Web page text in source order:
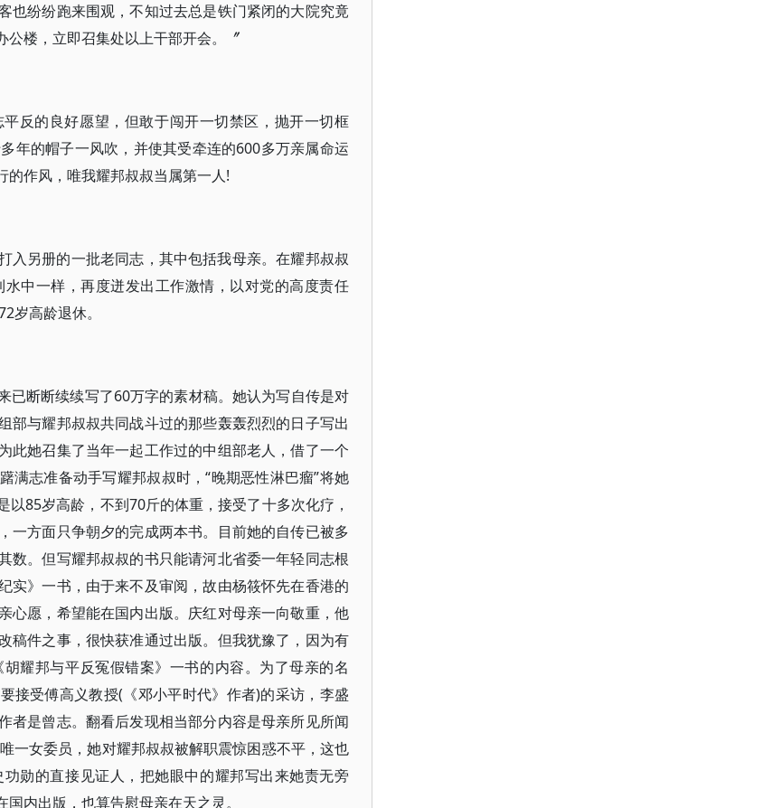
也纷纷跑来围观，不知过去总是铁门紧闭的大院究竟
楼，立即召集处以上干部开会。〞
反的良好愿望，但敢于闯开一切禁区，抛开一切框
年的帽子一风吹，并使其受牵连的600多万亲属命运
的作风，唯我耀邦叔叔当属第一人!
入另册的一批老同志，其中包括我母亲。在耀邦叔叔
中一样，再度迸发出工作激情，以对党的高度责任
岁高龄退休。
已断断续续写了60万字的素材稿。她认为写自传是对
部与耀邦叔叔共同战斗过的那些轰轰烈烈的日子写出
此她召集了当年一起工作过的中组部老人，借了一个
满志准备动手写耀邦叔叔时，“晚期恶性淋巴瘤”将她
85岁高龄，不到70斤的体重，接受了十多次化疗，
一方面只争朝夕的完成两本书。目前她的自传已被多
数。但写耀邦叔叔的书只能请河北省委一年轻同志根
实》一书，由于来不及审阅，故由杨筱怀先在香港的
心愿，希望能在国内出版。庆红对母亲一向敬重，他
稿件之事，很快获准通过出版。但我犹豫了，因为有
耀邦与平反冤假错案》一书的内容。为了母亲的名
接受傅高义教授(《邓小平时代》作者)的采访，李盛
者是曾志。翻看后发现相当部分内容是母亲所见所闻
一女委员，她对耀邦叔叔被解职震惊困惑不平，这也
勋的直接见证人，把她眼中的耀邦写出来她责无旁
内出版，也算告慰母亲在天之灵。